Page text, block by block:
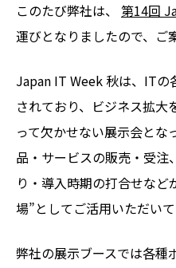
このたび弊社は、 第14回
運びとなりましたので、ご
Japan IT Week 秋は、ITの
されており、ビジネス拡大
って欠かせない展示会とな
品・サービスの販売・受注
り・導入時期の打合せなど
場”としてご活用いただいて
弊社の展示ブースでは各種